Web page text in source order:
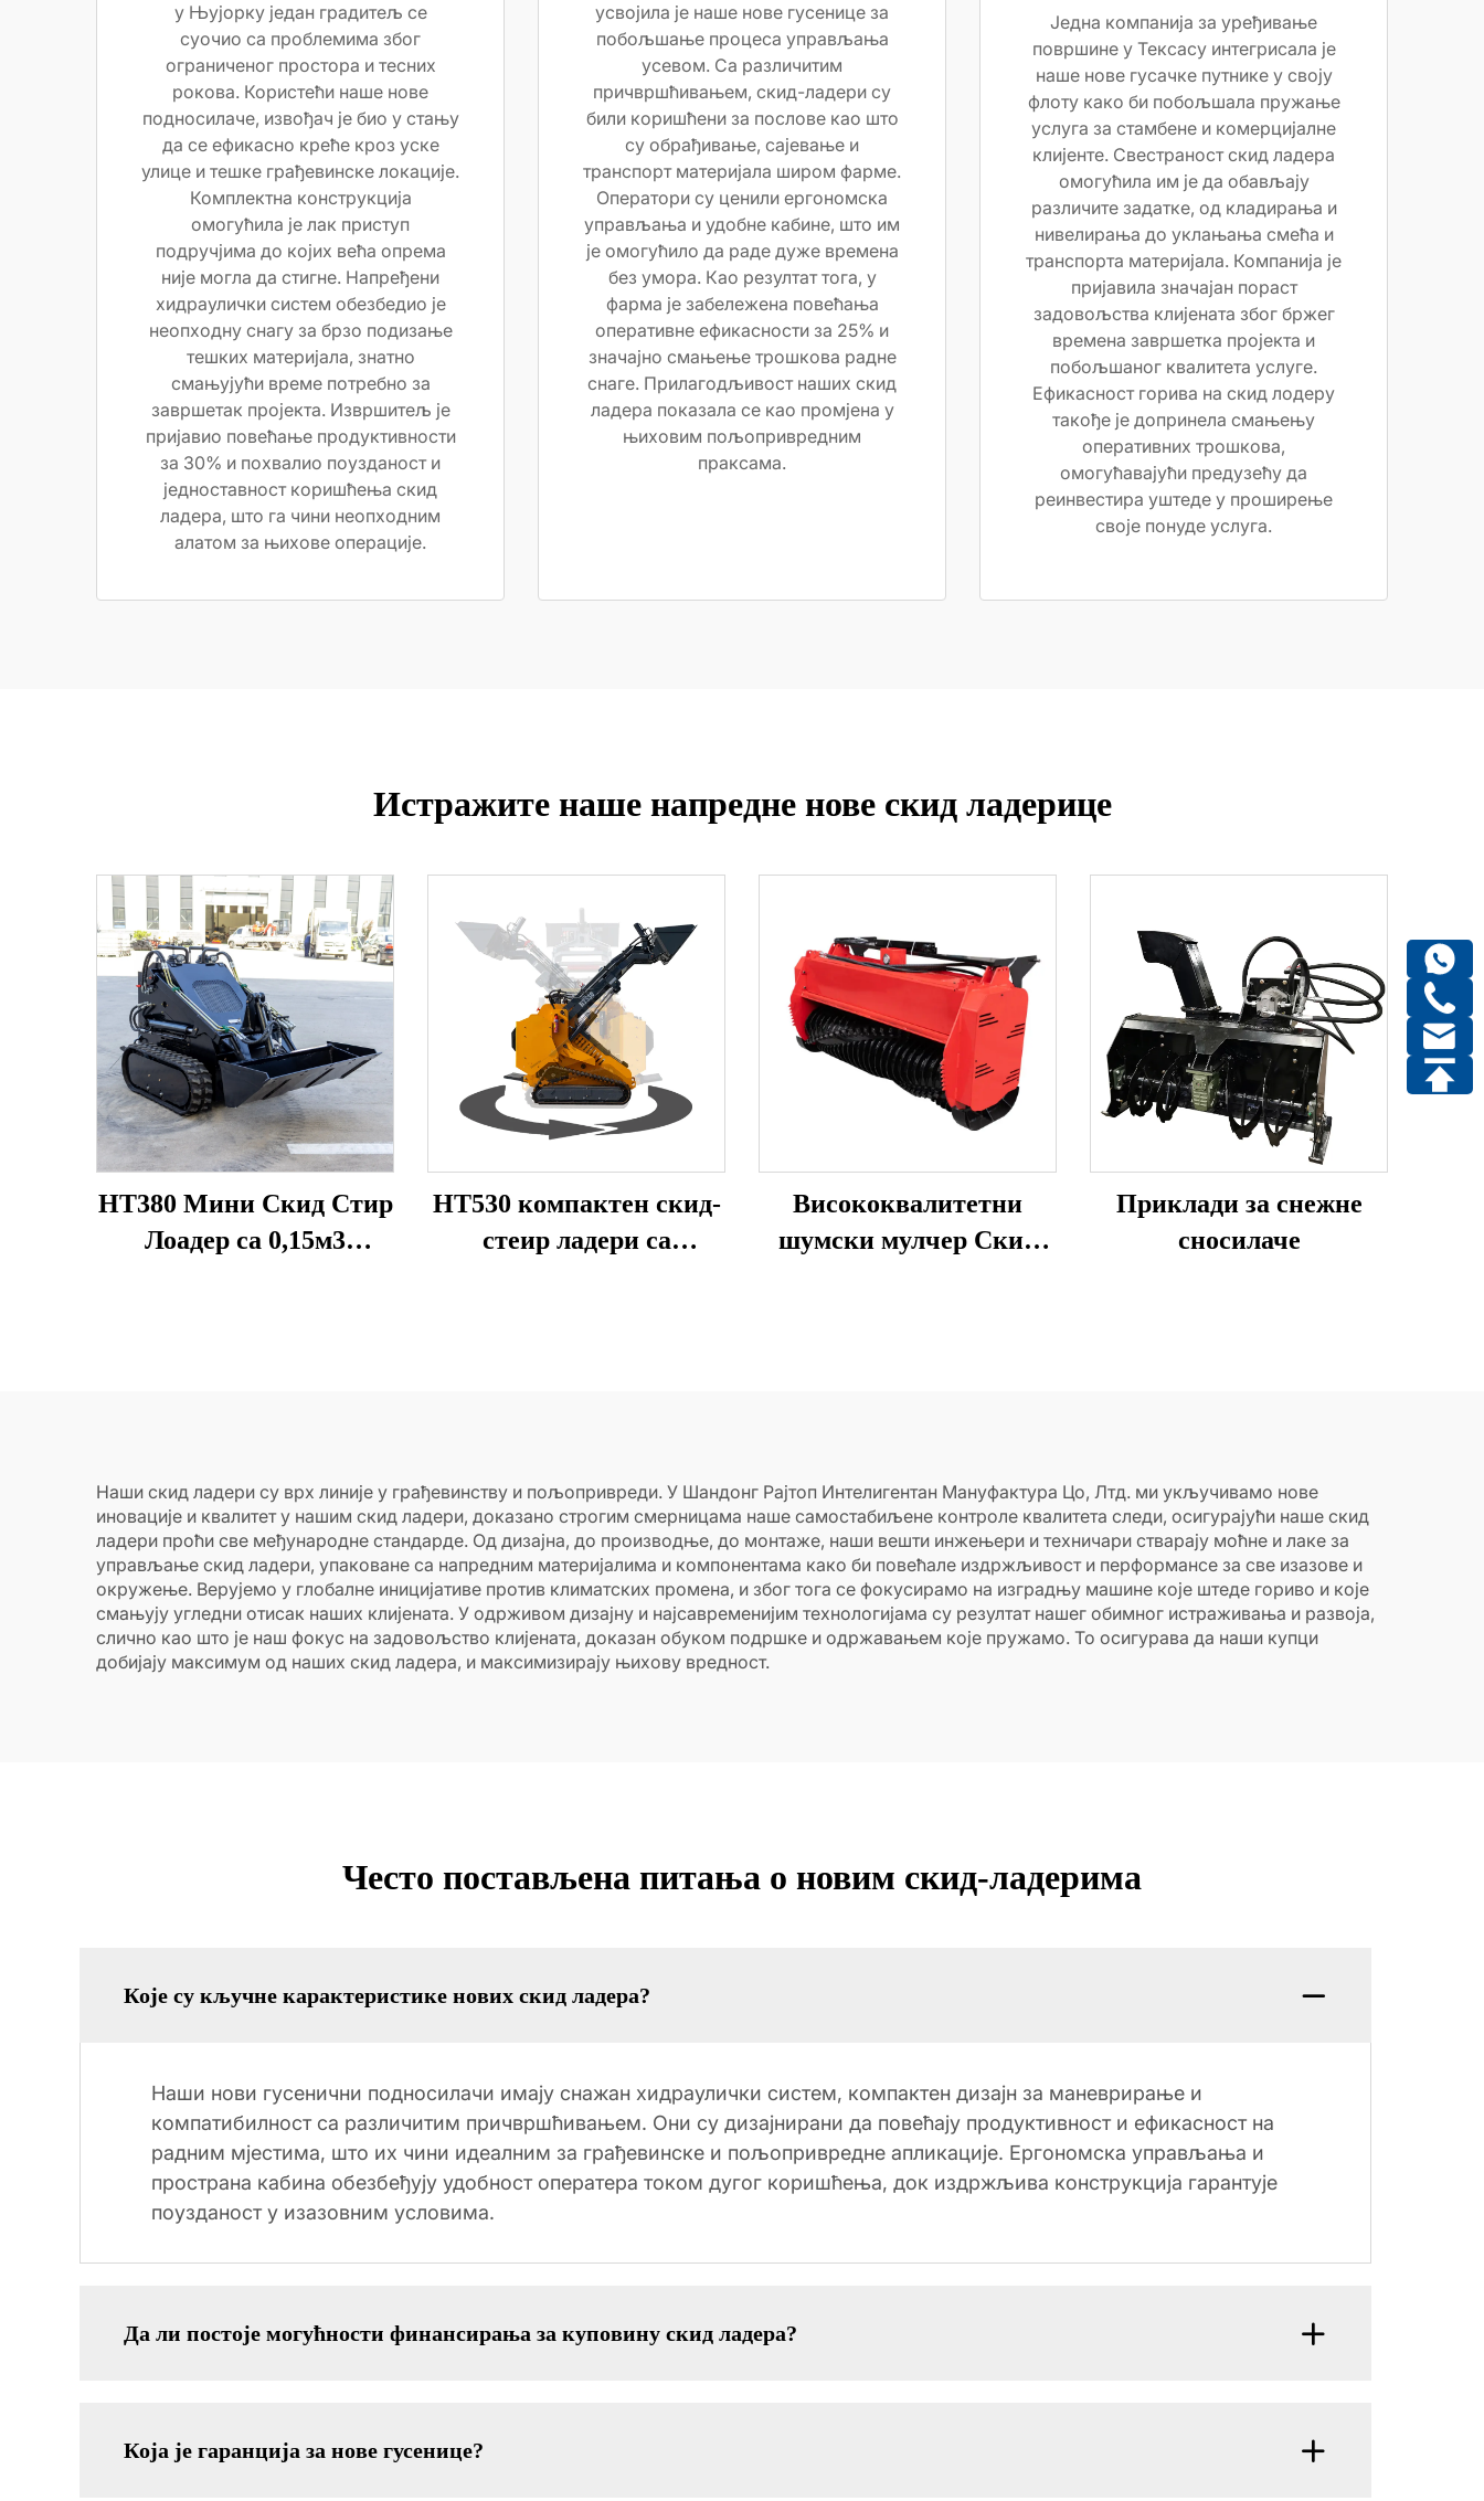
у Њујорку један градитељ се
суочио са проблемима због
ограниченог простора и тесних
рокова. Користећи наше нове
подносилаче, извођач је био у стању
да се ефикасно креће кроз уске
улице и тешке грађевинске локације.
Комплектна конструкција
омогућила је лак приступ
подручјима до којих већа опрема
није могла да стигне. Напређени
хидраулички систем обезбедио је
неопходну снагу за брзо подизање
тешких материјала, знатно
смањујући време потребно за
завршетак пројекта. Извршитељ је
пријавио повећање продуктивности
за 30% и похвалио поузданост и
једноставност коришћења скид
ладера, што га чини неопходним
алатом за њихове операције.
усвојила је наше нове гусенице за
побољшање процеса управљања
усевом. Са различитим
причвршћивањем, скид-ладери су
били коришћени за послове као што
су обрађивање, сајевање и
транспорт материјала широм фарме.
Оператори су ценили ергономска
управљања и удобне кабине, што им
је омогућило да раде дуже времена
без умора. Као резултат тога, у
фарма је забележена повећања
оперативне ефикасности за 25% и
значајно смањење трошкова радне
снаге. Прилагодљивост наших скид
ладера показала се као промјена у
њиховим пољопривредним
праксама.
Једна компанија за уређивање
површине у Тексасу интегрисала је
наше нове гусачке путнике у своју
флоту како би побољшала пружање
услуга за стамбене и комерцијалне
клијенте. Свестраност скид ладера
омогућила им је да обављају
различите задатке, од кладирања и
нивелирања до уклањања смећа и
транспорта материјала. Компанија је
пријавила значајан пораст
задовољства клијената због бржег
времена завршетка пројекта и
побољшаног квалитета услуге.
Ефикасност горива на скид лодеру
такође је допринела смањењу
оперативних трошкова,
омогућавајући предузећу да
реинвестира уштеде у проширење
своје понуде услуга.
Истражите наше напредне нове скид ладерице
HT380 Мини Скид Стир
Лоадер са 0,15м3
HT530 компактен скид-
стеир ладери са
Висококвалитетни
шумски мулчер Скид
Приклади за снежне
сносилаче
Наши скид ладери су врх линије у грађевинству и пољопривреди. У Шандонг Рајтоп Интелигентан Мануфактура Цо, Лтд. ми укључивамо нове
иновације и квалитет у нашим скид ладери, доказано строгим смерницама наше самостабиљене контроле квалитета следи, осигурајући наше скид
ладери проћи све међународне стандарде. Од дизајна, до производње, до монтаже, наши вешти инжењери и техничари стварају моћне и лаке за
управљање скид ладери, упаковане са напредним материјалима и компонентама како би повећале издржљивост и перформансе за све изазове и
окружење. Верујемо у глобалне иницијативе против климатских промена, и због тога се фокусирамо на изградњу машине које штеде гориво и које
смањују угледни отисак наших клијената. У одрживом дизајну и најсавременијим технологијама су резултат нашег обимног истраживања и развоја,
слично као што је наш фокус на задовољство клијената, доказан обуком подршке и одржавањем које пружамо. То осигурава да наши купци
добијају максимум од наших скид ладера, и максимизирају њихову вредност.
Често постављена питања о новим скид-ладерима
Које су кључне карактеристике нових скид ладера?
Наши нови гусенични подносилачи имају снажан хидраулички систем, компактен дизајн за маневрирање и
компатибилност са различитим причвршћивањем. Они су дизајнирани да повећају продуктивност и ефикасност на
радним мјестима, што их чини идеалним за грађевинске и пољопривредне апликације. Ергономска управљања и
пространа кабина обезбеђују удобност оператера током дугог коришћења, док издржљива конструкција гарантује
поузданост у изазовним условима.
Да ли постоје могућности финансирања за куповину скид ладера?
Која је гаранција за нове гусенице?